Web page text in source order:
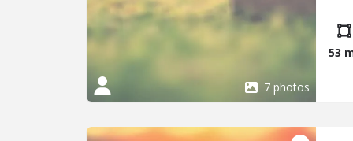
7 photos
53